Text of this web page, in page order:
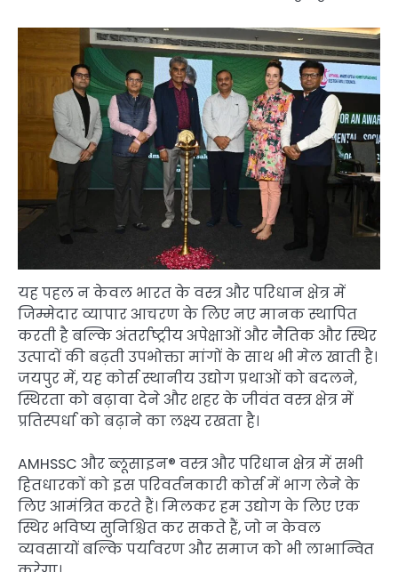
यह पहल न केवल भारत के वस्त्र और परिधान क्षेत्र में
जिम्मेदार व्यापार आचरण के लिए नए मानक स्थापित
करती है बल्कि अंतर्राष्ट्रीय अपेक्षाओं और नैतिक और स्थिर
उत्पादों की बढ़ती उपभोक्ता मांगों के साथ भी मेल खाती है।
जयपुर में, यह कोर्स स्थानीय उद्योग प्रथाओं को बदलने,
स्थिरता को बढ़ावा देने और शहर के जीवंत वस्त्र क्षेत्र में
प्रतिस्पर्धा को बढ़ाने का लक्ष्य रखता है।
AMHSSC और ब्लूसाइन® वस्त्र और परिधान क्षेत्र में सभी
हितधारकों को इस परिवर्तनकारी कोर्स में भाग लेने के
लिए आमंत्रित करते हैं। मिलकर हम उद्योग के लिए एक
स्थिर भविष्य सुनिश्चित कर सकते हैं, जो न केवल
व्यवसायों बल्कि पर्यावरण और समाज को भी लाभान्वित